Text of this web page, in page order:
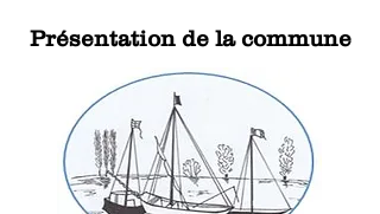
Présentation de la commune